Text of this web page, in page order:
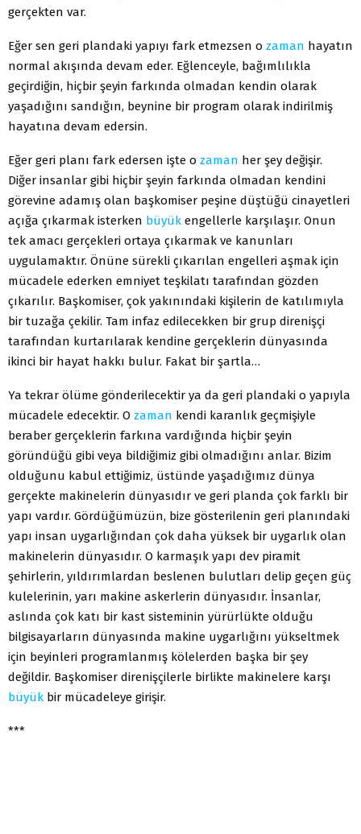
gerçekten var.
Eğer sen geri plandaki yapıyı fark etmezsen o zaman hayatın
normal akışında devam eder. Eğlenceyle, bağımlılıkla
geçirdiğin, hiçbir şeyin farkında olmadan kendin olarak
yaşadığını sandığın, beynine bir program olarak indirilmiş
hayatına devam edersin.
Eğer geri planı fark edersen işte o zaman her şey değişir.
Diğer insanlar gibi hiçbir şeyin farkında olmadan kendini
görevine adamış olan başkomiser peşine düştüğü cinayetleri
açığa çıkarmak isterken büyük engellerle karşılaşır. Onun
tek amacı gerçekleri ortaya çıkarmak ve kanunları
uygulamaktır. Önüne sürekli çıkarılan engelleri aşmak için
mücadele ederken emniyet teşkilatı tarafından gözden
çıkarılır. Başkomiser, çok yakınındaki kişilerin de katılımıyla
bir tuzağa çekilir. Tam infaz edilecekken bir grup direnişçi
tarafından kurtarılarak kendine gerçeklerin dünyasında
ikinci bir hayat hakkı bulur. Fakat bir şartla…
Ya tekrar ölüme gönderilecektir ya da geri plandaki o yapıyla
mücadele edecektir. O zaman kendi karanlık geçmişiyle
beraber gerçeklerin farkına vardığında hiçbir şeyin
göründüğü gibi veya bildiğimiz gibi olmadığını anlar. Bizim
olduğunu kabul ettiğimiz, üstünde yaşadığımız dünya
gerçekte makinelerin dünyasıdır ve geri planda çok farklı bir
yapı vardır. Gördüğümüzün, bize gösterilenin geri planındaki
yapı insan uygarlığından çok daha yüksek bir uygarlık olan
makinelerin dünyasıdır. O karmaşık yapı dev piramit
şehirlerin, yıldırımlardan beslenen bulutları delip geçen güç
kulelerinin, yarı makine askerlerin dünyasıdır. İnsanlar,
aslında çok katı bir kast sisteminin yürürlükte olduğu
bilgisayarların dünyasında makine uygarlığını yükseltmek
için beyinleri programlanmış kölelerden başka bir şey
değildir. Başkomiser direnişçilerle birlikte makinelere karşı
büyük bir mücadeleye girişir.
***